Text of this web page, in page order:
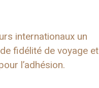
internationaux un
fidélité de voyage et
l’adhésion.